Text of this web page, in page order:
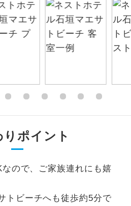
りポイント
ので、ご家族連れにも嬉
トビーチへも徒歩約5分で
泊ホテルに露天風呂が付いていま
泊ホテルに大浴場が付いています。
りますので、コールセ